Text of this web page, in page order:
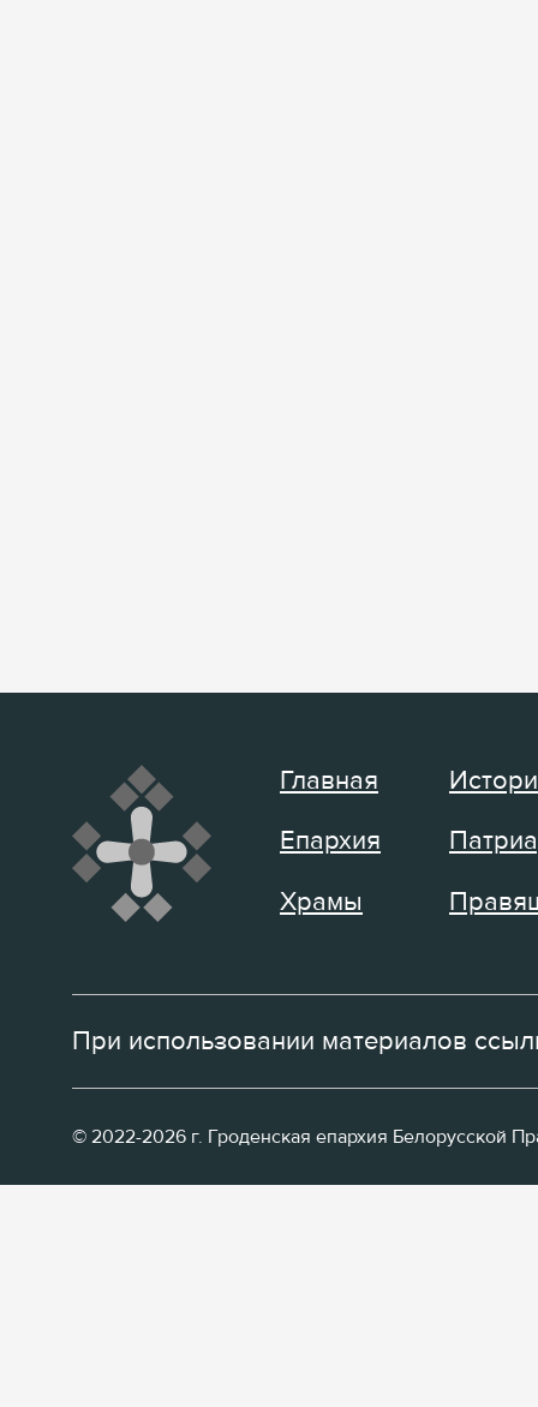
Главная
Епархия
Храмы
При использовании материалов
© 2022-2026 г. Гроденская епархия Белорусской